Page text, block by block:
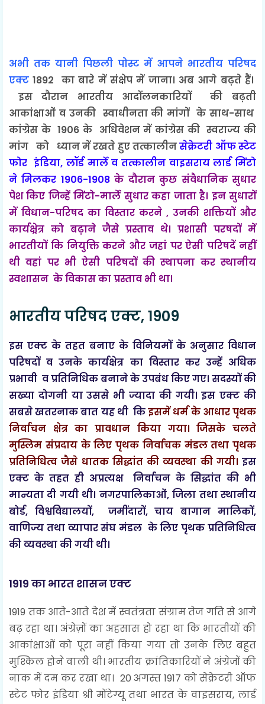
अभी तक यानी पिछली पोस्ट में आपने भारतीय परिषद
एक्ट1892 का बारे में संक्षेप में जाना। अब आगे बढ़ते हैं।
इस दौरान भारतीय आदोंलनकारियों की बढ़ती
आकांक्षाओं व उनकी स्वाधीनता की मांगों के साथ-साथ
कांग्रेस के 1906 के अधिवेशन में कांग्रेस की स्वराज्य की
मांग को ध्यान में रखते हुए तत्कालीनसेक्रेटरी ऑफ स्टेट
फोर इंडिया, लॉर्ड मार्ले व तत्कालीन वाइसराय लार्ड मिंटो
ने मिलकर 1906-1908के दौरान कुछ संवैधानिक सुधार
पेश किए जिन्हें मिंटो-मार्ले सुधार कहा जाता है। इन सुधारों
में विधान-परिषद का विस्तार करने , उनकी शक्तियों और
कार्यक्ष्रेत्र को बढ़ाने जैसे प्रस्ताव थे। प्रशासी परषदों में
भारतीयों कि नियुक्ति करने और जहां पर ऐसी परिषदें नहीं
थी वहां पर भी ऐसी परिषदों की स्थापना कर स्थानीय
स्वशासन के विकास का प्रस्ताव भी था।
भारतीय परिषद एक्ट, 1909
इस एक्ट के तहत बनाए के विनियमों के अनुसार विधान
परिषदों व उनके कार्यक्षेत्र का विस्तार कर उन्हें अधिक
प्रभावी व प्रतिनिधिक बनाने के उपबंध किए गए। सदस्यों की
सख्या दोगनी या उससे भी ज्यादा की गयी। इस एक्ट की
सबसे खतरनाक बात यह थी किइसमें धर्म के आधार पृथक
निर्वाचन क्षेत्र का प्रावधान किया गया। जिसके चलते
मुस्लिम संप्रदाय के लिए पृथक निर्वाचक मंडल तथा पृथक
प्रतिनिधित्व जैसे धातक सिद्धांत की व्यवस्था की गयी। इस
एक्ट के तहत ही अप्रत्यक्ष निर्वाचन के सिद्धांत की भी
मान्यता दी गयी थी। नगरपालिकाओं, जिला तथा स्थानीय
बोर्ड, विश्वविद्यालयों, जमींदारों, चाय बागान मालिकों,
वाणिज्य तथा व्यापार संघ मंडल के लिए पृथक प्रतिनिधित्व
की व्यवस्था की गयी थी।
1919 का भारत शासन एक्ट
1919 तक आते-आते देश में स्वतंत्रता संग्राम तेज गति से आगे
बढ़ रहा था। अंग्रेज़ों का अहसास हो रहा था कि भारतीयों की
आकांक्षाओं को पूरा नहीं किया गया तो उनके लिए बहुत
मुश्किल होने वाली थी। भारतीय क्रांतिकारियों ने अंग्रेजों की
नाक में दम कर रखा था। 20 अगस्त 1917 को सेक्रेटरी ऑफ
स्टेट फोर इंडिया श्री मोंटेग्यू तथा भारत के वाइसराय, लार्ड